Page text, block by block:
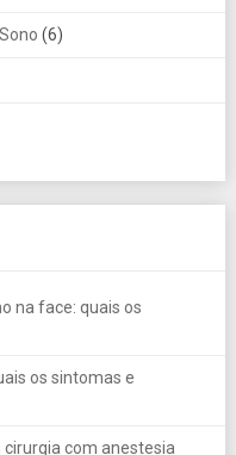
(6)
na face: quais os
os sintomas e
cirurgia com anestesia